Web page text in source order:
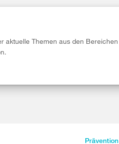
aktuelle Themen aus den Bereichen
Prävention